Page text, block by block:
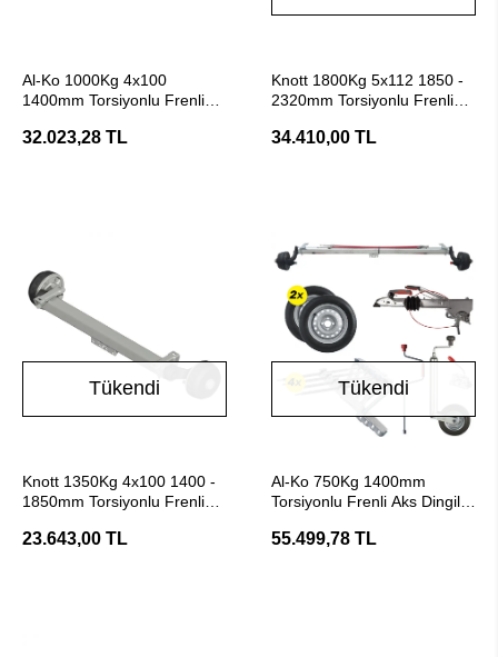
Al-Ko 1000Kg 4x100
1400mm Torsiyonlu Frenli
32.023,28 TL
Knott 1800Kg 5x112 1850 -
2320mm Torsiyonlu Frenli
34.410,00 TL
Tükendi
Knott 1350Kg 4x100 1400 -
1850mm Torsiyonlu Frenli
23.643,00 TL
Tükendi
Al-Ko 750Kg 1400mm
Torsiyonlu Frenli Aks Dingil
55.499,78 TL